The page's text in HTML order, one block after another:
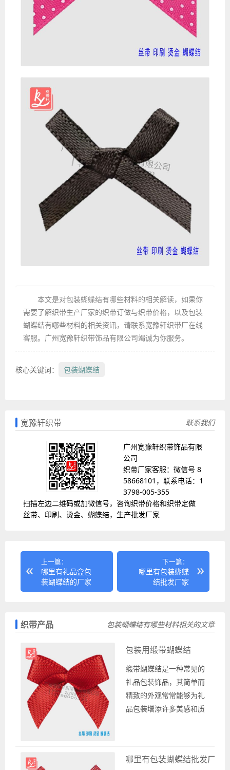
本文是对包装蝴蝶结有哪些材料的相关解读，如果你
需要了解织带生产厂家的织带订做与织带价格，以及包装
蝴蝶结有哪些材料的相关资讯，请联系宽豫轩织带厂在线
客服。广州宽豫轩织带饰品有限公司竭诚为你服务。
核心关键词： 包装蝴蝶结
宽豫轩织带 联系我们
广州宽豫轩织带饰品有限
公司
织带厂家客服：微信号 8
58668101，联系电话：1
3798-005-355
扫描左边二维码或加微信号，咨询织带价格和织带定做
丝带、印刷、烫金、蝴蝶结，生产批发厂家
上一篇：
哪里有礼品盒包
装蝴蝶结的厂家
下一篇：
哪里有包装蝴蝶
结批发厂家
织带产品 包装蝴蝶结有哪些材料相关的文章
包装用缎带蝴蝶结
缎带蝴蝶结是一种常见的
礼品包装饰品，其简单而
精致的外观常常能够为礼
品包装增添许多美感和质
包括生产制作缎带蝴蝶
哪里有包装蝴蝶结批发厂家